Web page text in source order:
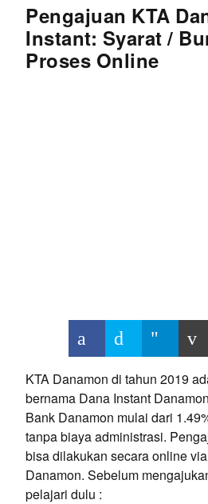
Pengajuan KTA
Instant: Syarat /
Proses Online
KTA Danamon di tahun 2019
bernama Dana Instant
Bank Danamon mulai dari
tanpa biaya administrasi.
bisa dilakukan secara online
Danamon. Sebelum
pelajari dulu :